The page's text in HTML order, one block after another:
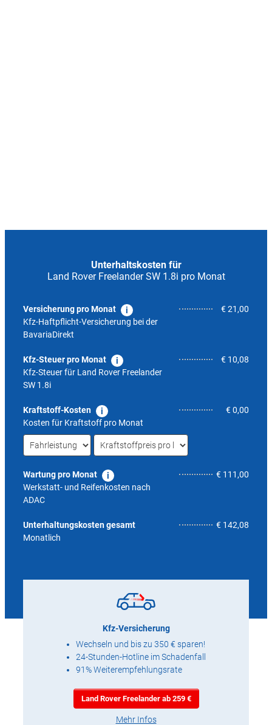
Unterhaltskosten für
Land Rover Freelander SW 1.8i pro Monat
Versicherung pro Monat
Kfz-Haftpflicht-Versicherung bei der
BavariaDirekt
€ 21,00
Kfz-Steuer pro Monat
Kfz-Steuer für Land Rover Freelander
SW 1.8i
€ 10,08
Kraftstoff-Kosten
Kosten für Kraftstoff pro Monat
€ 0,00
Wartung pro Monat
Werkstatt- und Reifenkosten nach
ADAC
€ 111,00
Unterhaltungskosten gesamt
Monatlich
€ 142,08
Kfz-Versicherung
Wechseln und bis zu 350 € sparen!
24-Stunden-Hotline im Schadenfall
91% Weiterempfehlungsrate
Land Rover Freelander ab 259 €
Mehr Infos